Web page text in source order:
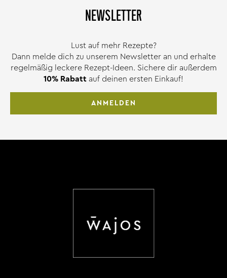
NEWSLETTER
Lust auf mehr Rezepte?
Dann melde dich zu unserem Newsletter an und erhalte
regelmäßig leckere Rezept-Ideen. Sichere dir außerdem
10% Rabatt auf deinen ersten Einkauf!
ANMELDEN